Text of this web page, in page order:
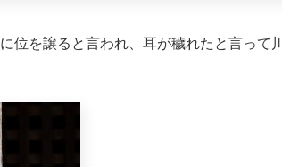
に位を譲ると言われ、耳が穢れたと言って